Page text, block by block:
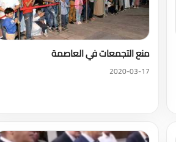
منع التجمعات في العاصمة
2020-03-17